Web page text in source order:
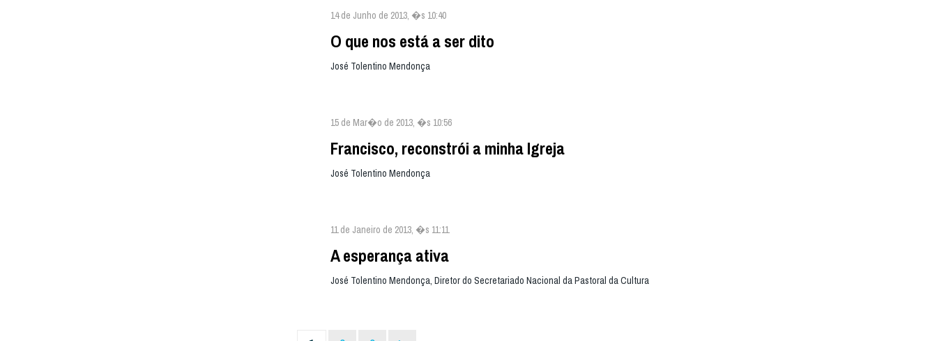
14 de Junho de 2013, �s 10:40
O que nos está a ser dito
José Tolentino Mendonça
15 de Mar�o de 2013, �s 10:56
Francisco, reconstrói a minha Igreja
José Tolentino Mendonça
11 de Janeiro de 2013, �s 11:11
A esperança ativa
José Tolentino Mendonça, Diretor do Secretariado Nacional da Pastoral da Cultura